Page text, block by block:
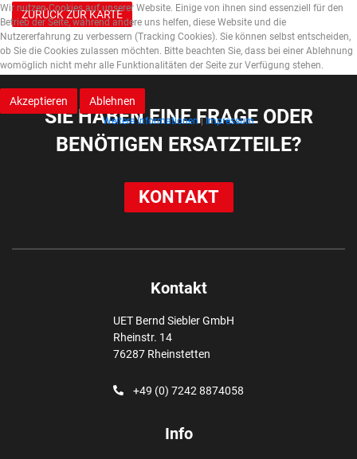
ZURÜCK ZUR KARTE
SIE HABEN EINE FRAGE ODER
BENÖTIGEN ERSATZTEILE?
KONTAKT
Kontakt
UET Bernd Siebler GmbH
Rheinstr. 14
76287 Rheinstetten
+49 (0) 7242 8874058
Info
Wir nutzen Cookies auf unserer Website. Einige von ihnen sind essenziell für den
Betrieb der Seite, während andere uns helfen, diese Website und die
Nutzererfahrung zu verbessern (Tracking Cookies). Sie können selbst entscheiden,
ob Sie die Cookies zulassen möchten. Bitte beachten Sie, dass bei einer Ablehnung
womöglich nicht mehr alle Funktionalitäten der Seite zur Verfügung stehen.
Akzeptieren Ablehnen
Weitere Informationen |Impressum